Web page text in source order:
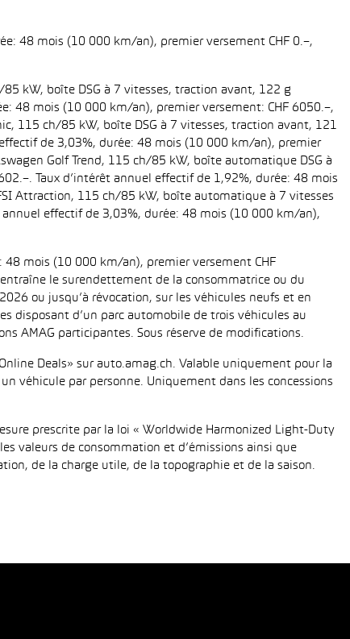
48 mois (10 000 km/an), premier versement CHF 0.–,
85 kW, boîte DSG à 7 vitesses, traction avant, 122 g
48 mois (10 000 km/an), premier versement: CHF 6050.–,
115 ch/85 kW, boîte DSG à 7 vitesses, traction avant, 121
de 3,03%, durée: 48 mois (10 000 km/an), premier
Golf Trend, 115 ch/85 kW, boîte automatique DSG à
Taux d’intérêt annuel effectif de 1,92%, durée: 48 mois
Attraction, 115 ch/85 kW, boîte automatique à 7 vitesses
effectif de 3,03%, durée: 48 mois (10 000 km/an),
48 mois (10 000 km/an), premier versement CHF
le surendettement de la consommatrice ou du
ou jusqu’à révocation, sur les véhicules neufs et en
disposant d’un parc automobile de trois véhicules au
AMAG participantes. Sous réserve de modifications.
Deals» sur auto.amag.ch. Valable uniquement pour la
véhicule par personne. Uniquement dans les concessions
prescrite par la loi « Worldwide Harmonized Light-Duty
valeurs de consommation et d’émissions ainsi que
de la charge utile, de la topographie et de la saison.